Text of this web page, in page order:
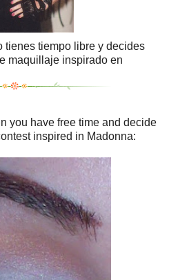
tienes tiempo libre y decides
maquillaje inspirado en
you have free time and decide
inspired in Madonna: